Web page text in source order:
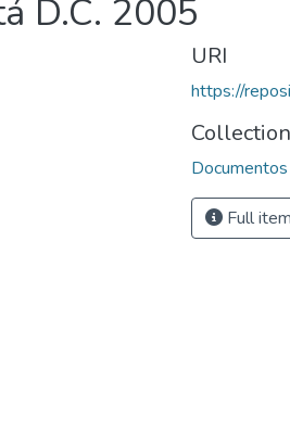
D.C. 2005
URI
https://
Full